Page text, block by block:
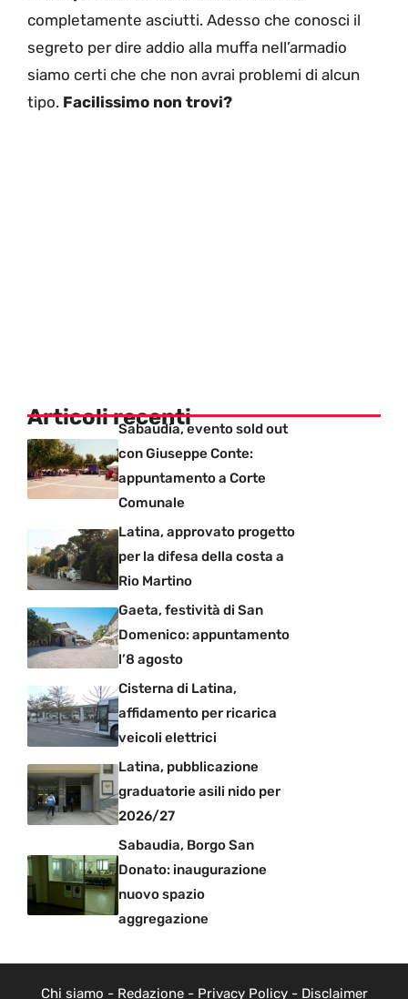
completamente asciutti. Adesso che conosci il
segreto per dire addio alla muffa nell’armadio
siamo certi che che non avrai problemi di alcun
tipo. Facilissimo non trovi?
Articoli recentiSabaudia, evento sold out
con Giuseppe Conte:
appuntamento a Corte
Comunale
Latina, approvato progetto
per la difesa della costa a
Rio Martino
Gaeta, festività di San
Domenico: appuntamento
l’8 agosto
Cisterna di Latina,
affidamento per ricarica
veicoli elettrici
Latina, pubblicazione
graduatorie asili nido per
2026/27
Sabaudia, Borgo San
Donato: inaugurazione
nuovo spazio
aggregazione
Chi siamo - Redazione- Privacy Policy- Disclaimer